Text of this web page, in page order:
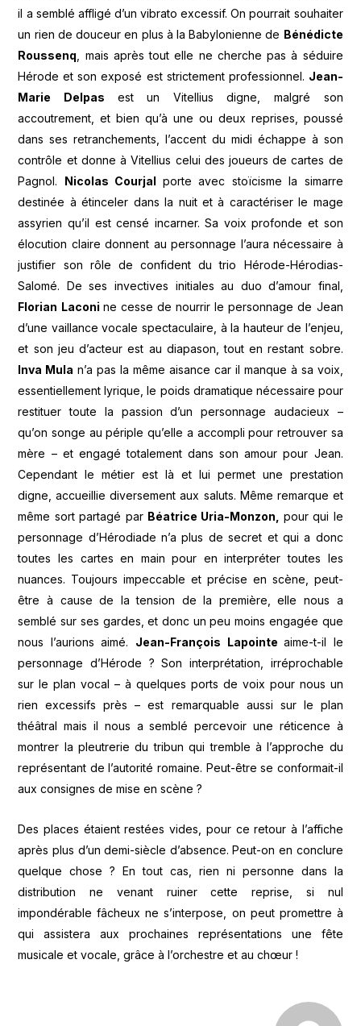
il a semblé affligé d’un vibrato excessif. On pourrait souhaiter
un rien de douceur en plus à la Babylonienne de Bénédicte
Roussenq , mais après tout elle ne cherche pas à séduire
Hérode et son exposé est strictement professionnel. Jean-
Marie Delpas est un Vitellius digne, malgré son
accoutrement, et bien qu’à une ou deux reprises, poussé
dans ses retranchements, l’accent du midi échappe à son
contrôle et donne à Vitellius celui des joueurs de cartes de
Pagnol. Nicolas Courjal porte avec stoïcisme la simarre
destinée à étinceler dans la nuit et à caractériser le mage
assyrien qu’il est censé incarner. Sa voix profonde et son
élocution claire donnent au personnage l’aura nécessaire à
justifier son rôle de confident du trio Hérode-Hérodias-
Salomé. De ses invectives initiales au duo d’amour final,
Florian Laconi ne cesse de nourrir le personnage de Jean
d’une vaillance vocale spectaculaire, à la hauteur de l’enjeu,
et son jeu d’acteur est au diapason, tout en restant sobre.
Inva Mula n’a pas la même aisance car il manque à sa voix,
essentiellement lyrique, le poids dramatique nécessaire pour
restituer toute la passion d’un personnage audacieux –
qu’on songe au périple qu’elle a accompli pour retrouver sa
mère – et engagé totalement dans son amour pour Jean.
Cependant le métier est là et lui permet une prestation
digne, accueillie diversement aux saluts. Même remarque et
même sort partagé par Béatrice Uria-Monzon, pour qui le
personnage d’Hérodiade n’a plus de secret et qui a donc
toutes les cartes en main pour en interpréter toutes les
nuances. Toujours impeccable et précise en scène, peut-
être à cause de la tension de la première, elle nous a
semblé sur ses gardes, et donc un peu moins engagée que
nous l’aurions aimé. Jean-François Lapointeaime-t-il le
personnage d’Hérode ? Son interprétation, irréprochable
sur le plan vocal – à quelques ports de voix pour nous un
rien excessifs près – est remarquable aussi sur le plan
théâtral mais il nous a semblé percevoir une réticence à
montrer la pleutrerie du tribun qui tremble à l’approche du
représentant de l’autorité romaine. Peut-être se conformait-il
aux consignes de mise en scène ?
Des places étaient restées vides, pour ce retour à l’affiche
après plus d’un demi-siècle d’absence. Peut-on en conclure
quelque chose ? En tout cas, rien ni personne dans la
distribution ne venant ruiner cette reprise, si nul
impondérable fâcheux ne s’interpose, on peut promettre à
qui assistera aux prochaines représentations une fête
musicale et vocale, grâce à l’orchestre et au chœur !